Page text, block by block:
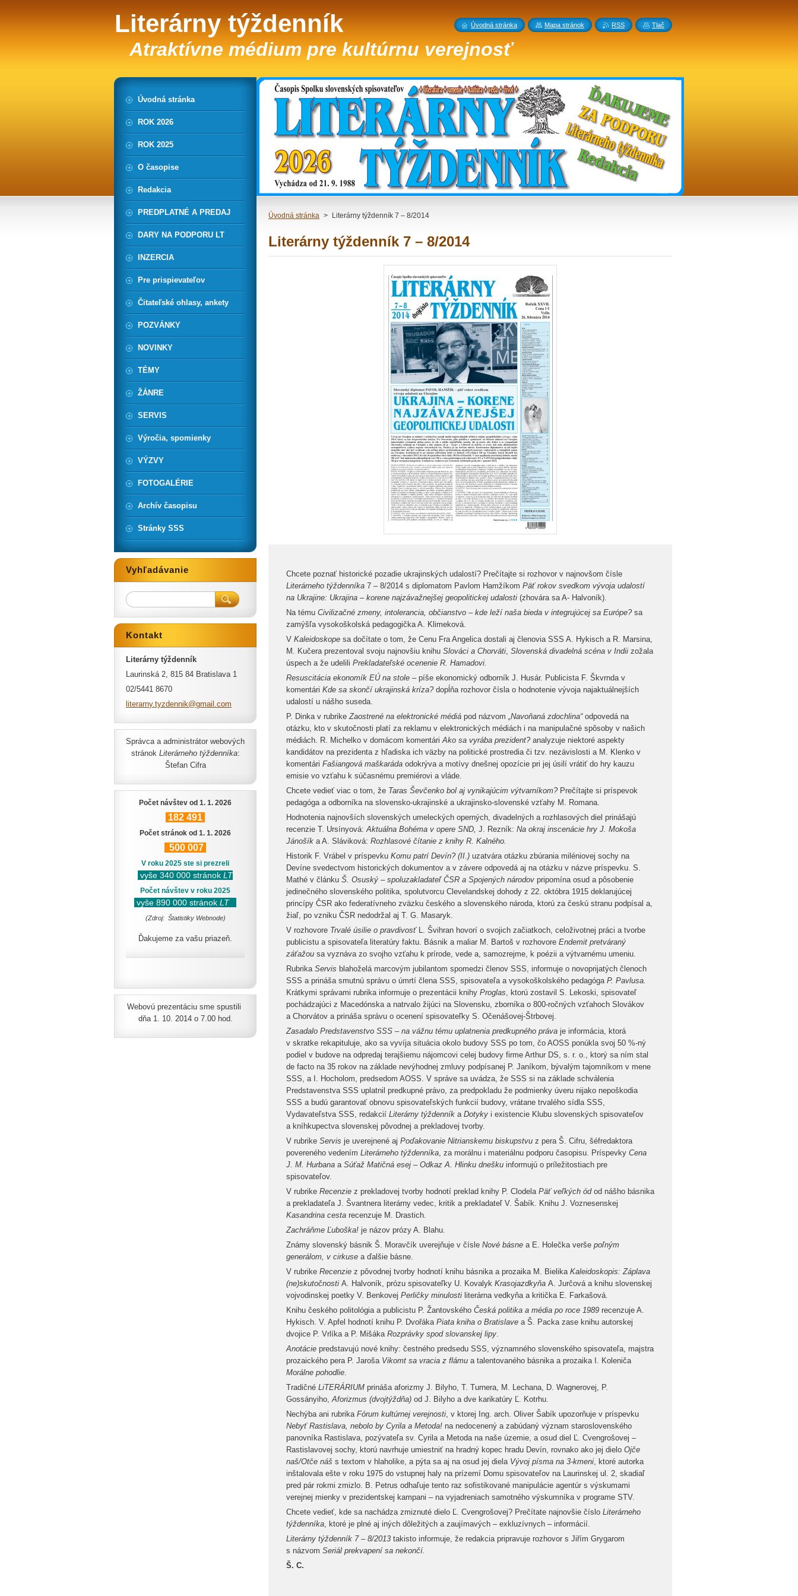
Literárny týždenník
Atraktívne médium pre kultúrnu verejnosť
Úvodná stránka > Literárny týždenník 7 – 8/2014
Literárny týždenník 7 – 8/2014
Chcete poznať historické pozadie ukrajinských udalostí? Prečítajte si rozhovor v najnovšom čísle
Literárneho týždenníka 7 – 8/2014 s diplomatom Pavlom Hamžíkom Päť rokov svedkom vývoja udalostí
na Ukrajine: Ukrajina – korene najzávažnejšej geopolitickej udalosti (zhovára sa A- Halvoník).
Na tému Civilizačné zmeny, intolerancia, občianstvo – kde leží naša bieda v integrujúcej sa Európe? sa
zamýšľa vysokoškolská pedagogička A. Klimeková.
V Kaleidoskope sa dočítate o tom, že Cenu Fra Angelica dostali aj členovia SSS A. Hykisch a R. Marsina,
M. Kučera prezentoval svoju najnovšiu knihu Slováci a Chorváti, Slovenská divadelná scéna v Indii zožala
úspech a že udelili Prekladateľské ocenenie R. Hamadovi.
Resuscitácia ekonomík EÚ na stole – píše ekonomický odborník J. Husár. Publicista F. Škvrnda v
komentári Kde sa skončí ukrajinská kríza?dopĺňa rozhovor čísla o hodnotenie vývoja najaktuálnejších
udalostí u nášho suseda.
P. Dinka v rubrikeZaostrené na elektronické médiá pod názvom „Navoňaná zdochlina“odpovedá na
otázku, kto v skutočnosti platí za reklamu v elektronických médiách i na manipulačné spôsoby v našich
médiách. R. Michelko v domácom komentáriAko sa vyrába prezident?analyzuje niektoré aspekty
kandidátov na prezidenta z hľadiska ich väzby na politické prostredia či tzv. nezávislosti a M. Klenko v
komentári Fašiangová maškaráda odokrýva a motívy dnešnej opozície pri jej úsilí vrátiť do hry kauzu
emisie vo vzťahu k súčasnému premiérovi a vláde.
Chcete vedieť viac o tom, že Taras Ševčenko bol aj vynikajúcim výtvarníkom?Prečítajte si príspevok
pedagóga a odborníka na slovensko-ukrajinské a ukrajinsko-slovenské vzťahy M. Romana.
Hodnotenia najnovších slovenských umeleckých operných, divadelných a rozhlasových diel prinášajú
recenzie T. Ursínyová:Aktuálna Bohéma v opere SND, J. Rezník: Na okraj inscenácie hry J. Mokoša
Jánošík a A. Sláviková: Rozhlasové čítanie z knihy R. Kalného.
Historik F. Vrábel v príspevku Komu patrí Devín? (II.) uzatvára otázku zbúrania miléniovej sochy na
Devíne svedectvom historických dokumentov a v závere odpovedá aj na otázku v názve príspevku. S.
Mathé v článku Š. Osuský – spoluzakladateľ ČSR a Spojených národov pripomína osud a pôsobenie
jedinečného slovenského politika, spolutvorcu Clevelandskej dohody z 22. októbra 1915 deklarujúcej
princípy ČSR ako federatívneho zväzku českého a slovenského národa, ktorú za českú stranu podpísal a,
žiaľ, po vzniku ČSR nedodržal aj T. G. Masaryk.
V rozhovore Trvalé úsilie o pravdivosť L. Švihran hovorí o svojich začiatkoch, celoživotnej práci a tvorbe
publicistu a spisovateľa literatúry faktu. Básnik a maliar M. Bartoš v rozhovore Endemit pretváraný
záťažou sa vyznáva zo svojho vzťahu k prírode, vede a, samozrejme, k poézii a výtvarnému umeniu.
Rubrika Servis blahoželá marcovým jubilantom spomedzi členov SSS, informuje o novoprijatých členoch
SSS a prináša smutnú správu o úmrtí člena SSS, spisovateľa a vysokoškolského pedagóga P. Pavlusa.
Krátkymi správami rubrika informuje o prezentácii knihy Proglas, ktorú zostavil S. Lekoski, spisovateľ
pochádzajúci z Macedónska a natrvalo žijúci na Slovensku, zborníka o 800-ročných vzťahoch Slovákov
a Chorvátov a prináša správu o ocenení spisovateľky S. Očenášovej-Štrbovej.
Zasadalo Predstavenstvo SSS – na vážnu tému uplatnenia predkupného práva je informácia, ktorá
v skratke rekapituluje, ako sa vyvíja situácia okolo budovy SSS po tom, čo AOSS ponúkla svoj 50 %-ný
podiel v budove na odpredaj terajšiemu nájomcovi celej budovy firme Arthur DS, s. r. o., ktorý sa ním stal
de facto na 35 rokov na základe nevýhodnej zmluvy podpísanej P. Janíkom, bývalým tajomníkom v mene
SSS, a I. Hocholom, predsedom AOSS. V správe sa uvádza, že SSS si na základe schválenia
Predstavenstva SSS uplatnil predkupné právo, za predpokladu že podmienky úveru nijako nepoškodia
SSS a budú garantovať obnovu spisovateľských funkcií budovy, vrátane trvalého sídla SSS,
Vydavateľstva SSS, redakcií Literárny týždenník a Dotyky i existencie Klubu slovenských spisovateľov
a kníhkupectva slovenskej pôvodnej a prekladovej tvorby.
V rubrike Servis je uverejnené aj Poďakovanie Nitrianskemu biskupstvu z pera Š. Cifru, šéfredaktora
povereného vedením Literárneho týždenníka, za morálnu i materiálnu podporu časopisu. Príspevky Cena
J. M. Hurbana a Súťaž Matičná esej – Odkaz A. Hlinku dnešku informujú o príležitostiach pre
spisovateľov.
V rubrike Recenzie z prekladovej tvorby hodnotí preklad knihy P. Clodela Päť veľkých ód od nášho básnika
a prekladateľa J. Švantnera literárny vedec, kritik a prekladateľ V. Šabík. Knihu J. Voznesenskej
Kasandrina cesta recenzuje M. Drastich.
Zachráňme Ľuboška! je názov prózy A. Blahu.
Známy slovenský básnik Š. Moravčík uverejňuje v čísle Nové básne a E. Holečka verše poľným
generálom, v cirkuse a ďalšie básne.
V rubrike Recenzie z pôvodnej tvorby hodnotí knihu básnika a prozaika M. Bielika Kaleidoskopis: Záplava
(ne)skutočnosti A. Halvoník, prózu spisovateľky U. Kovalyk Krasojazdkyňa A. Jurčová a knihu slovenskej
vojvodinskej poetky V. Benkovej Perličky minulosti literárna vedkyňa a kritička E. Farkašová.
Knihu českého politológia a publicistu P. Žantovského Česká politika a média po roce 1989 recenzuje A.
Hykisch. V. Apfel hodnotí knihu P. DvořákaPiata kniha o Bratislave a Š. Packa zase knihu autorskej
dvojice P. Vrlíka a P. MišákaRozprávky spod slovanskej lipy.
Anotácie predstavujú nové knihy: čestného predsedu SSS, významného slovenského spisovateľa, majstra
prozaického pera P. Jaroša Vikomt sa vracia z flámu a talentovaného básnika a prozaika I. Koleniča
Morálne pohodlie.
Tradičné LiTERÁRIUM prináša aforizmy J. Bilyho, T. Turnera, M. Lechana, D. Wagnerovej, P.
Gossányiho,Aforizmus (dvojtýždňa) od J. Bilyho a dve karikatúry Ľ. Kotrhu.
Nechýba ani rubrika Fórum kultúrnej verejnosti, v ktorej Ing. arch. Oliver Šabík upozorňuje v príspevku
Nebyť Rastislava, nebolo by Cyrila a Metoda! na nedocenený a zabúdaný význam staroslovenského
panovníka Rastislava, pozývateľa sv. Cyrila a Metoda na naše územie, a osud diel Ľ. Cvengrošovej –
Rastislavovej sochy, ktorú navrhuje umiestniť na hradný kopec hradu Devín, rovnako ako jej dielo Ojče
naš/Otče náš s textom v hlaholike, a pýta sa aj na osud jej diela Vývoj písma na 3-kmeni, ktoré autorka
inštalovala ešte v roku 1975 do vstupnej haly na prízemí Domu spisovateľov na Laurinskej ul. 2, skadiaľ
pred pár rokmi zmizlo. B. Petrus odhaľuje tento raz sofistikované manipulácie agentúr s výskumami
verejnej mienky v prezidentskej kampani – na vyjadreniach samotného výskumníka v programe STV.
Chcete vedieť, kde sa nachádza zmiznuté dielo Ľ. Cvengrošovej? Prečítate najnovšie číslo Literárneho
týždenníka, ktoré je plné aj iných dôležitých a zaujímavých – exkluzívnych – informácií.
Literárny týždenník 7 – 8/2013 takisto informuje, že redakcia pripravuje rozhovor s Jiřím Grygarom
s názvom Seriál prekvapení sa nekončí.
Š. C.
Úvodná stránka
ROK 2026
ROK 2025
O časopise
Redakcia
PREDPLATNÉ A PREDAJ
DARY NA PODPORU LT
INZERCIA
Pre prispievateľov
Čitateľské ohlasy, ankety
POZVÁNKY
NOVINKY
TÉMY
ŽÁNRE
SERVIS
Výročia, spomienky
VÝZVY
FOTOGALÉRIE
Archív časopisu
Stránky SSS
Vyhľadávanie
Kontakt
Literárny týždenník
Laurinská 2, 815 84 Bratislava 1
02/5441 8670
literarny.tyzdennik@gmai l.com
Správca a administrátor webových
stránok Literárneho týždenníka:
Štefan Cifra
Počet návštev od 1. 1. 2026
182 491
Počet stránok od 1. 1. 2026
500 007
V roku 2025 ste si prezreli
vyše 340 000 stránok LT
Počet návštev v roku 2025
vyše 890 000 stránok LT
(Zdroj: Štatistiky Webnode)
Ďakujeme za vašu priazeň.
Webovú prezentáciu sme spustili
dňa 1. 10. 2014 o 7.00 hod.
Úvodná stránka Mapa stránok RSS Tlač